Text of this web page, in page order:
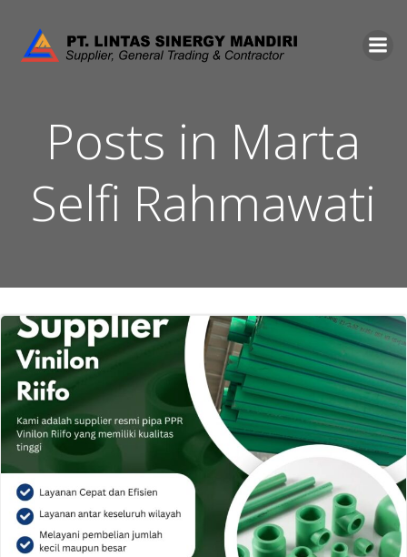
to
content
Posts in Marta
Selfi Rahmawati